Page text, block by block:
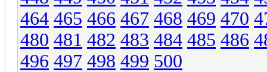
464 465 466 467 468 469 470
480 481 482 483 484 485 486
496 497 498 499 500